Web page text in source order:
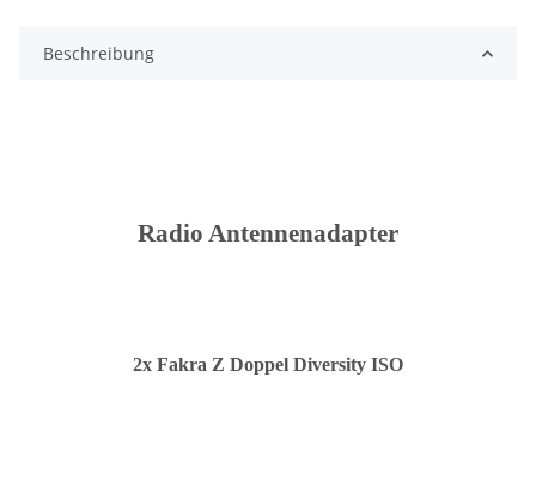
Beschreibung
Radio Antennenadapter
2x Fakra Z Doppel Diversity ISO